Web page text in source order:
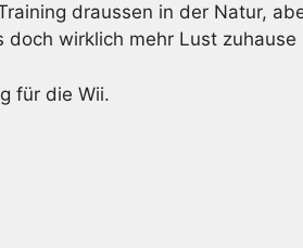
draussen in der Natur,
wirklich mehr Lust zuhause
für die Wii.